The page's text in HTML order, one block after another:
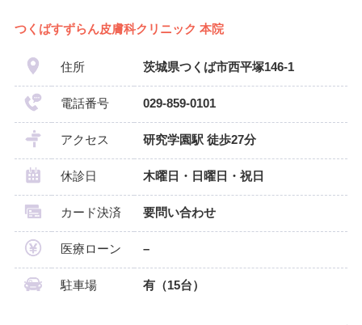
つくばすずらん皮膚科クリニック 本院
住所 茨城県つくば市西平塚146-1
電話番号 029-859-0101
アクセス 研究学園駅 徒歩27分
休診日 木曜日・日曜日・祝日
カード決済 要問い合わせ
医療ローン –
駐車場 有（15台）